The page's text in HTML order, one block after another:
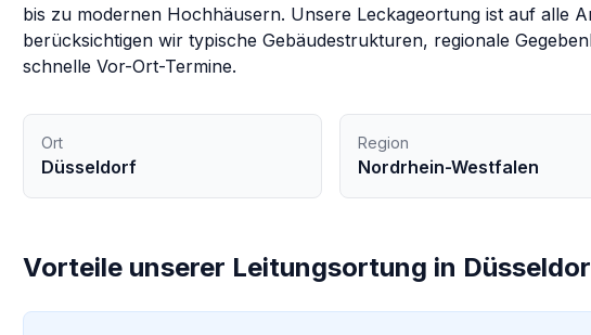
bis zu modernen Hochhäusern. Unsere Leckageortung ist auf alle
berücksichtigen wir typische Gebäudestrukturen, regionale
schnelle Vor-Ort-Termine.
Ort
Düsseldorf
Region
Nordrhein-Westfalen
Vorteile unserer Leitungsortung in